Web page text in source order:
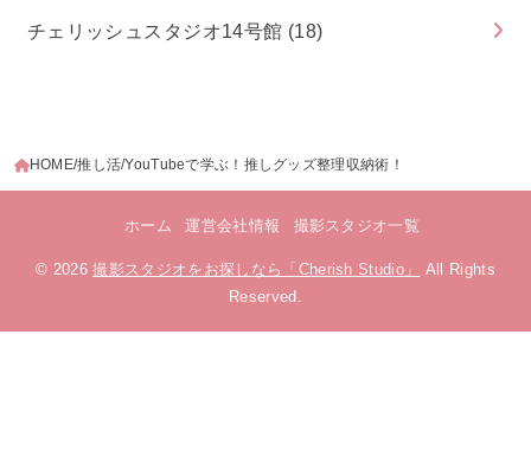
チェリッシュスタジオ14号館 (18)
HOME 推し活 YouTubeで学ぶ！推しグッズ整理収納術！
ホーム 運営会社情報 撮影スタジオ一覧
© 2026撮影スタジオをお探しなら「Cherish Studio」
All Rights
Reserved.